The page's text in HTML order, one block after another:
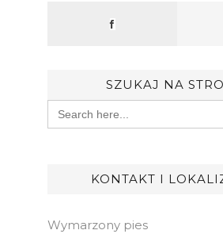
SZUKAJ NA
Search
for:
KONTAKT I
Wymarzony pies